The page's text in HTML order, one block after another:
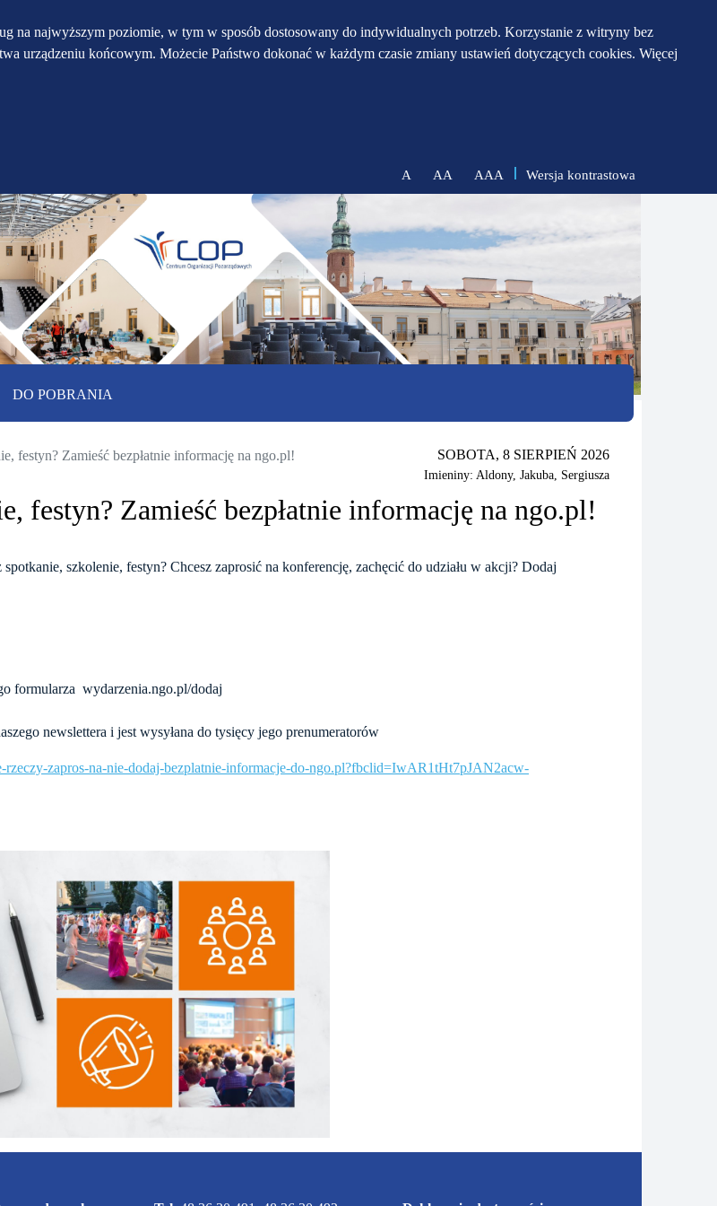
na najwyższym poziomie, w tym w sposób dostosowany do indywidualnych potrzeb. Korzystanie z witryny bez
urządzeniu końcowym. Możecie Państwo dokonać w każdym czasie zmiany ustawień dotyczących cookies. Więcej
Przejdź do głównego
menu
Przejdź do treści
Przejdź do mapy
serwisu
A
zmniejsz
AA
zresetuj
AAA
zwiększ
Wersja kontrastowa
DO POBRANIA
SOBOTA, 8 SIERPIEŃ 2026
Imieniny: Aldony, Jakuba, Sergiusza
festyn? Zamieść bezpłatnie informację na ngo.pl!
festyn? Zamieść bezpłatnie informację na ngo.pl!
szkolenie, festyn? Chcesz zaprosić na konferencję, zachęcić do udziału w akcji? Dodaj
formularza wydarzenia.ngo.pl/dodaj
newslettera i jest wysyłana do tysięcy jego prenumeratorów
zapros-na-nie-dodaj-bezplatnie-informacje-do-ngo.pl?fbclid=IwAR1tHt7pJAN2acw-